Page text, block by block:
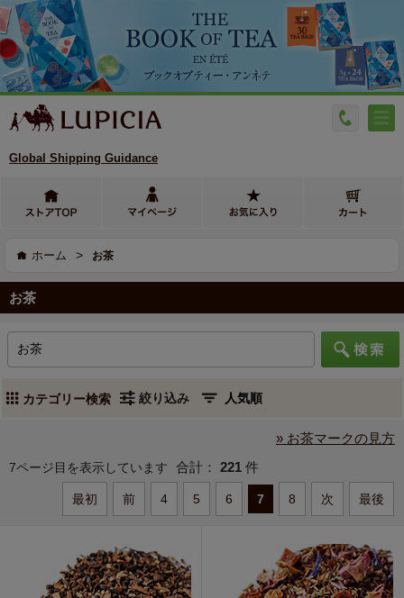
Global Shipping Guidance
ホーム > お茶
お茶
カテゴリー検索 絞り込み
» お茶マークの見方
7ページ目を表示しています 合計： 221 件
最初 前 4 5 6 7 8 次 最後